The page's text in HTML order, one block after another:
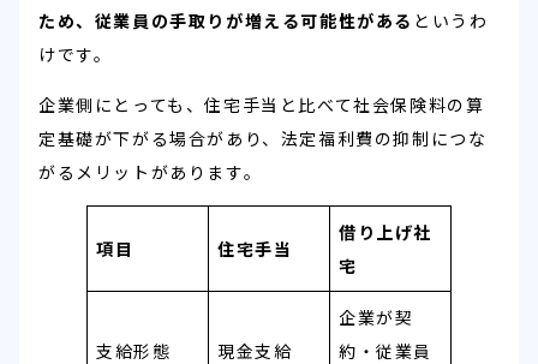
ため、従業員の手取りが増える可能性がある というわ
けです。
企業側にとっても、住宅手当と比べて社会保険料の算
定基礎が下がる場合があり、法定福利費の抑制につな
がるメリットがあります。
項目 住宅手当
借り上げ社
宅
支給形態 現金支給
企業が契
約・従業員